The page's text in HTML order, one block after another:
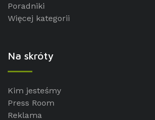
Poradniki
Więcej kategorii
Na skróty
Kim jesteśmy
Press Room
Reklama